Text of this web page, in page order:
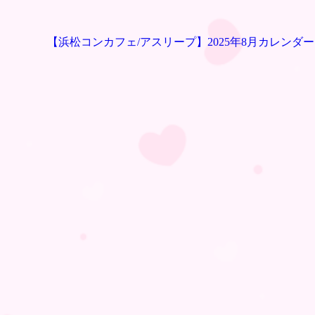
【浜松コンカフェ/アスリープ】2025年8月カレンダー